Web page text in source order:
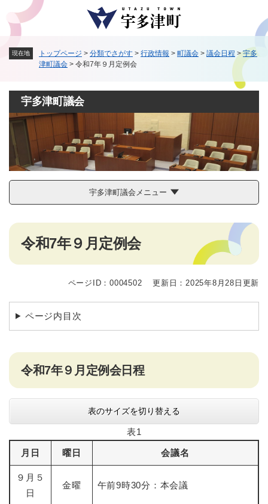
メニューを飛ばして本文へ
現在地 トップページ > 分類でさがす > 行政情報 > 町議会 > 議会日程 >宇多
津町議会 > 令和7年９月定例会
宇多津町議会
宇多津町議会メニュー
本
令和7年９月定例会
ページID：0004502 更新日：2025年8月28日更新
ページ内目次
令和7年９月定例会日程
表のサイズを切り替える
表1
月日 曜日 会議名
９月５
日
金曜 午前9時30分：本会議